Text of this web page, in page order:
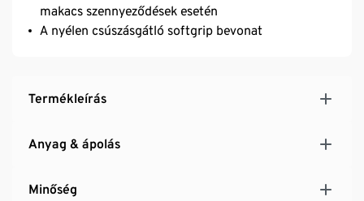
makacs szennyeződések esetén
A nyélen csúszásgátló softgrip bevonat
Termékleírás
Anyag & ápolás
Minőség